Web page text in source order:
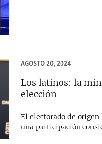
AGOSTO 20, 2024
Los latinos: la
elección
El electorado de
una participación